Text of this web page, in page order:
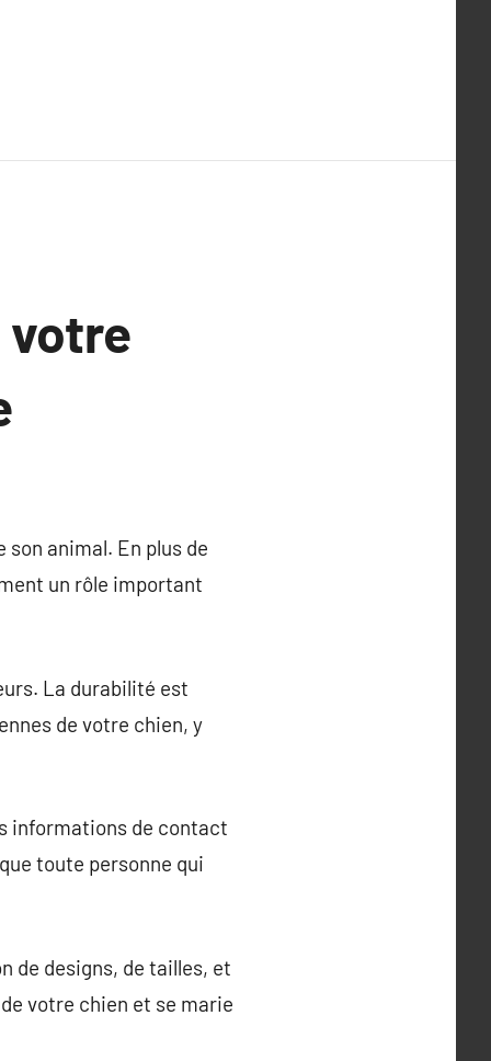
animal. En plus de
un rôle important
La durabilité est
de votre chien, y
informations de contact
toute personne qui
de designs, de tailles, et
votre chien et se marie